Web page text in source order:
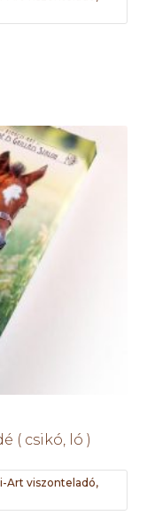
( csikó, ló )
Art viszonteladó,